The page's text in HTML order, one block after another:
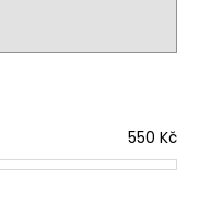
550 Kč